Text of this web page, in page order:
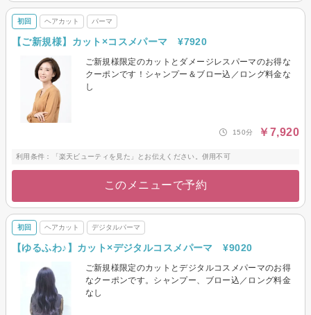
初回 ヘアカット パーマ
【ご新規様】カット×コスメパーマ ¥7920
ご新規様限定のカットとダメージレスパーマのお得な
クーポンです！シャンプー＆ブロー込／ロング料金な
し
150分 ￥7,920
利用条件：「楽天ビューティを見た」とお伝えください。併用不可
このメニューで予約
初回 ヘアカット デジタルパーマ
【ゆるふわ♪】カット×デジタルコスメパーマ ¥9020
ご新規様限定のカットとデジタルコスメパーマのお得
なクーポンです。シャンプー、ブロー込／ロング料金
なし